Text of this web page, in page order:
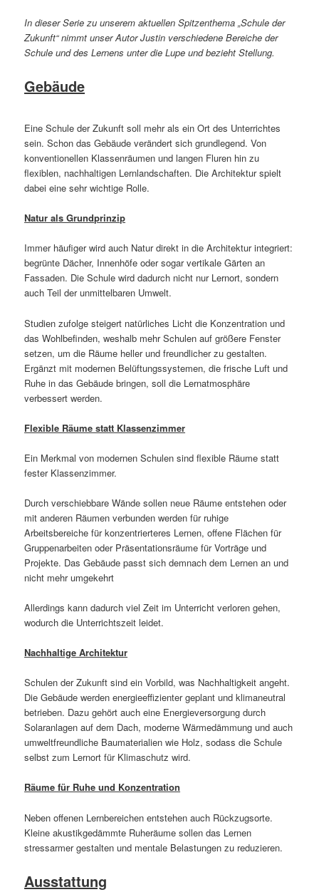
In dieser Serie zu unserem aktuellen Spitzenthema „Schule der
Zukunft“ nimmt unser Autor Justin verschiedene Bereiche der
Schule und des Lernens unter die Lupe und bezieht Stellung.
Gebäude
Eine Schule der Zukunft soll mehr als ein Ort des Unterrichtes
sein. Schon das Gebäude verändert sich grundlegend. Von
konventionellen Klassenräumen und langen Fluren hin zu
flexiblen, nachhaltigen Lernlandschaften. Die Architektur spielt
dabei eine sehr wichtige Rolle.
Natur als Grundprinzip
Immer häufiger wird auch Natur direkt in die Architektur integriert:
begrünte Dächer, Innenhöfe oder sogar vertikale Gärten an
Fassaden. Die Schule wird dadurch nicht nur Lernort, sondern
auch Teil der unmittelbaren Umwelt.
Studien zufolge steigert natürliches Licht die Konzentration und
das Wohlbefinden, weshalb mehr Schulen auf größere Fenster
setzen, um die Räume heller und freundlicher zu gestalten.
Ergänzt mit modernen Belüftungssystemen, die frische Luft und
Ruhe in das Gebäude bringen, soll die Lernatmosphäre
verbessert werden.
Flexible Räume statt Klassenzimmer
Ein Merkmal von modernen Schulen sind flexible Räume statt
fester Klassenzimmer.
Durch verschiebbare Wände sollen neue Räume entstehen oder
mit anderen Räumen verbunden werden für ruhige
Arbeitsbereiche für konzentrierteres Lernen, offene Flächen für
Gruppenarbeiten oder Präsentationsräume für Vorträge und
Projekte. Das Gebäude passt sich demnach dem Lernen an und
nicht mehr umgekehrt
Allerdings kann dadurch viel Zeit im Unterricht verloren gehen,
wodurch die Unterrichtszeit leidet.
Nachhaltige Architektur
Schulen der Zukunft sind ein Vorbild, was Nachhaltigkeit angeht.
Die Gebäude werden energieeffizienter geplant und klimaneutral
betrieben. Dazu gehört auch eine Energieversorgung durch
Solaranlagen auf dem Dach, moderne Wärmedämmung und auch
umweltfreundliche Baumaterialien wie Holz, sodass die Schule
selbst zum Lernort für Klimaschutz wird.
Räume für Ruhe und Konzentration
Neben offenen Lernbereichen entstehen auch Rückzugsorte.
Kleine akustikgedämmte Ruheräume sollen das Lernen
stressarmer gestalten und mentale Belastungen zu reduzieren.
Ausstattung